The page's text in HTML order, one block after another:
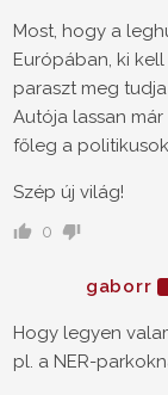
Most, hogy a
Európában, ki
paraszt meg
Autója lassan
főleg a
Szép új világ!
0
gaborr
Hogy legyen
pl. a NER-